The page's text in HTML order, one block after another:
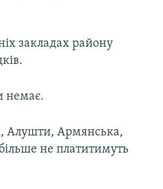
закладах району
немає.
Алушти, Армянська,
не платитимуть